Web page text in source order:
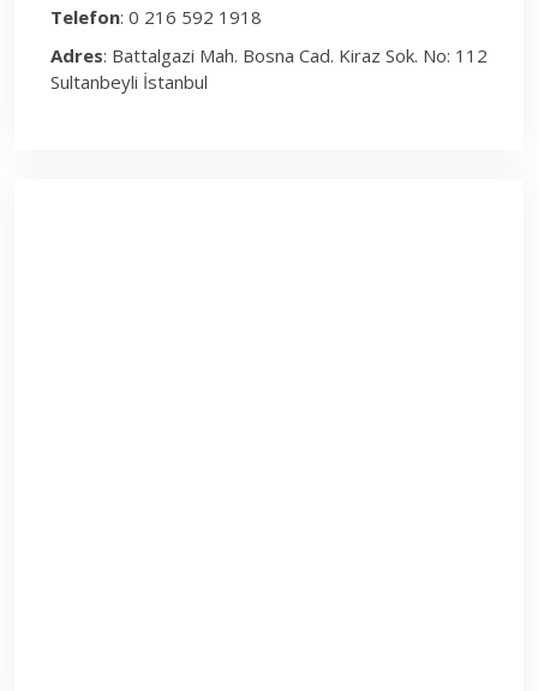
Telefon: 0 216 592 1918
Adres: Battalgazi Mah. Bosna Cad. Kiraz Sok. No: 112
Sultanbeyli İstanbul